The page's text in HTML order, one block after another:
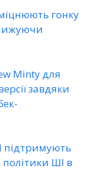
гонку
Minty для
завдяки
підтримують
ШІ в